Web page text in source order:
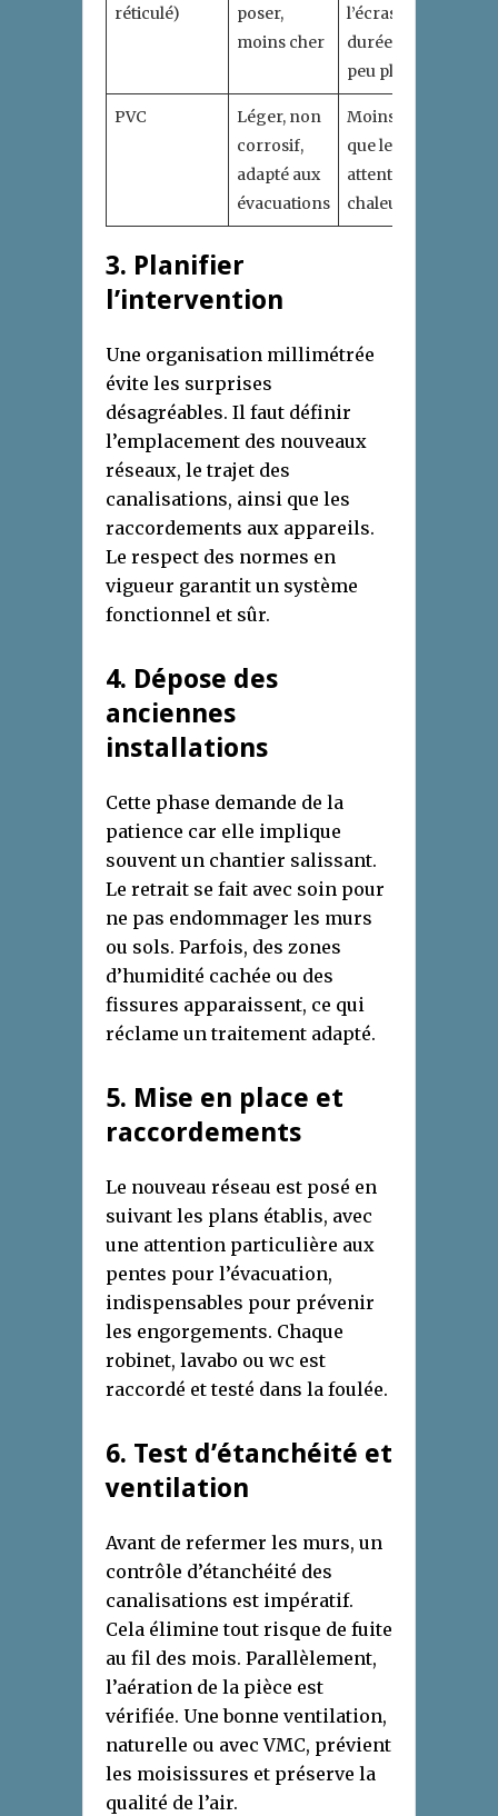
réticulé)
poser,
moins cher
l’écrasement,
durée de vie un
peu plus courte
PVC
Léger, non
corrosif,
adapté aux
évacuations
Moins solide
que le cuivre,
attention à la
chaleur
3. Planifier
l’intervention
Une organisation millimétrée
évite les surprises
désagréables. Il faut définir
l’emplacement des nouveaux
réseaux, le trajet des
canalisations, ainsi que les
raccordements aux appareils.
Le respect des normes en
vigueur garantit un système
fonctionnel et sûr.
4. Dépose des
anciennes
installations
Cette phase demande de la
patience car elle implique
souvent un chantier salissant.
Le retrait se fait avec soin pour
ne pas endommager les murs
ou sols. Parfois, des zones
d’humidité cachée ou des
fissures apparaissent, ce qui
réclame un traitement adapté.
5. Mise en place et
raccordements
Le nouveau réseau est posé en
suivant les plans établis, avec
une attention particulière aux
pentes pour l’évacuation,
indispensables pour prévenir
les engorgements. Chaque
robinet, lavabo ou wc est
raccordé et testé dans la foulée.
6. Test d’étanchéité et
ventilation
Avant de refermer les murs, un
contrôle d’étanchéité des
canalisations est impératif.
Cela élimine tout risque de fuite
au fil des mois. Parallèlement,
l’aération de la pièce est
vérifiée. Une bonne ventilation,
naturelle ou avec VMC, prévient
les moisissures et préserve la
qualité de l’air.